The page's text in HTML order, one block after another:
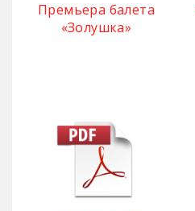
Премьерa балета
«Золушка»